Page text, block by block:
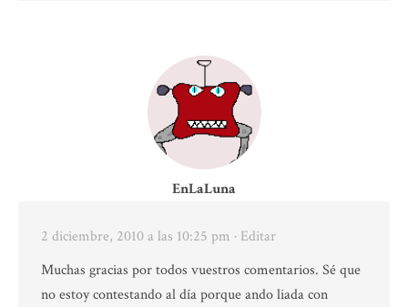
EnLaLuna
2 diciembre, 2010 a las 10:25 pm · Editar
Muchas gracias por todos vuestros comentarios. Sé que
no estoy contestando al día porque ando liada con